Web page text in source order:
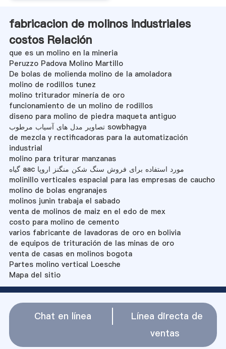
fabricacion de molinos industriales
costos Relación
que es un molino en la mineria
Peruzzo Padova Molino Martillo
De bolas de molienda molino de la amoladora
molino de rodillos tunez
molino triturador minería de oro
funcionamiento de un molino de rodillos
diseno para molino de piedra maqueta antiguo
تصاویر مدل های آسیاب مرطوب sowbhagya
de mezcla y rectificadoras para la automatización
industrial
molino para triturar manzanas
گیاه aac مورد استفاده برای فروش سنگ شکن منگنز اروپا
molinillo verticales espacial para las empresas de caucho
molino de bolas engranajes
molinos junin trabaja el sabado
venta de molinos de maiz en el edo de mex
costo para molino de cemento
varios fabricante de lavadoras de oro en bolivia
de equipos de trituración de las minas de oro
venta de casas en molinos bogota
Partes molino vertical Loesche
Mapa del sitio
Chat en línea
Línea directa de
ventas